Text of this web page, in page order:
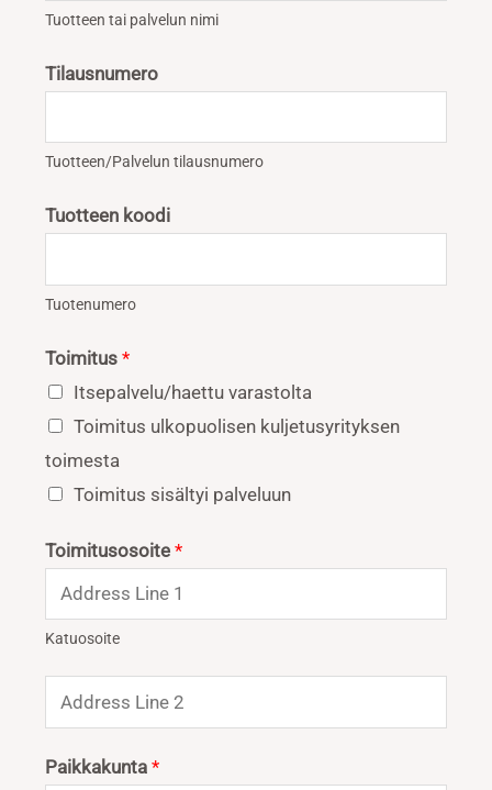
Tuotteen tai palvelun nimi
Tilausnumero
Tuotteen/Palvelun tilausnumero
Tuotteen koodi
Tuotenumero
Toimitus *
Itsepalvelu/haettu varastolta
Toimitus ulkopuolisen kuljetusyrityksen
toimesta
Toimitus sisältyi palveluun
Toimitusosoite *
Katuosoite
Paikkakunta *